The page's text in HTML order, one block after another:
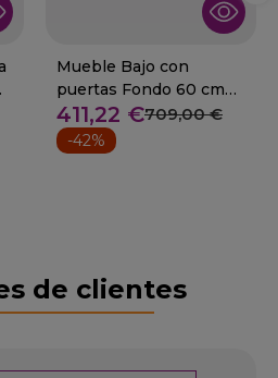
Mueble Bajo con
puertas Fondo 60 cm
Desde 40 cm
411,22 €709,00 €
-42%
de clientes